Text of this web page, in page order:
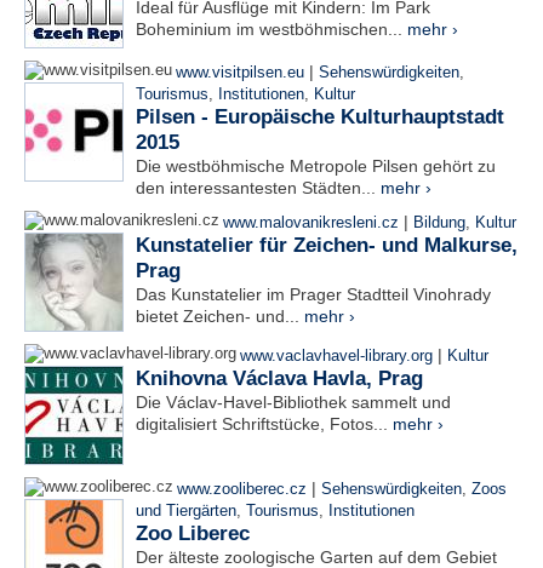
Ideal für Ausflüge mit Kindern: Im Park
Boheminium im westböhmischen... mehr ›
www.visitpilsen.eu | Sehenswürdigkeiten,
Tourismus, Institutionen, Kultur
Pilsen - Europäische Kulturhauptstadt
2015
Die westböhmische Metropole Pilsen gehört zu
den interessantesten Städten... mehr ›
www.malovanikresleni.cz | Bildung, Kultur
Kunstatelier für Zeichen- und Malkurse,
Prag
Das Kunstatelier im Prager Stadtteil Vinohrady
bietet Zeichen- und... mehr ›
www.vaclavhavel-library.org | Kultur
Knihovna Václava Havla, Prag
Die Václav-Havel-Bibliothek sammelt und
digitalisiert Schriftstücke, Fotos... mehr ›
www.zooliberec.cz | Sehenswürdigkeiten, Zoos
und Tiergärten, Tourismus, Institutionen
Zoo Liberec
Der älteste zoologische Garten auf dem Gebiet